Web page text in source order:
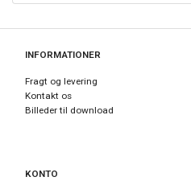
INFORMATIONER
Fragt og levering
Kontakt os
Billeder til download
KONTO